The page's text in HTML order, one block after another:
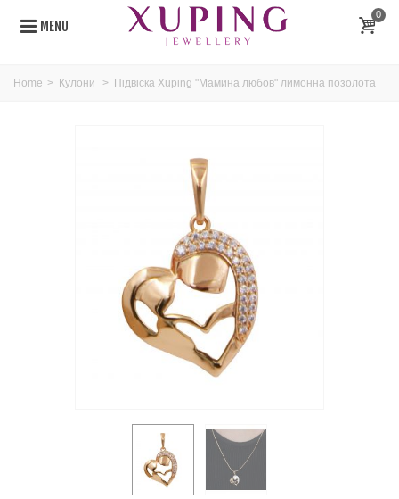
MENU
0
Home > Кулони > Підвіска Xuping "Мамина любов" лимонна позолота